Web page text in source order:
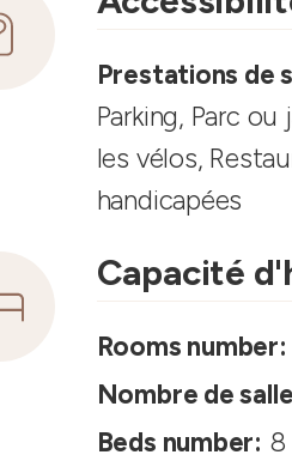
Prestations de
Parking, Parc
les vélos,
handicapées
Capacité
Rooms number:
Nombre de
Beds number: 8